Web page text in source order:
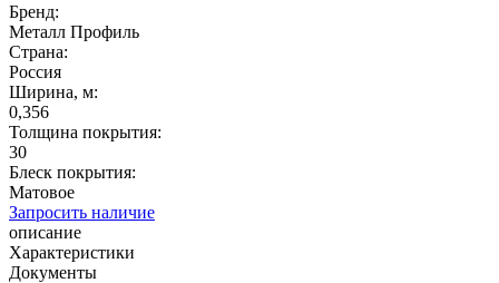
Бренд:
Металл Профиль
Страна:
Россия
Ширина, м:
0,356
Толщина покрытия:
30
Блеск покрытия:
Матовое
Запросить наличие
описание
Характеристики
Документы